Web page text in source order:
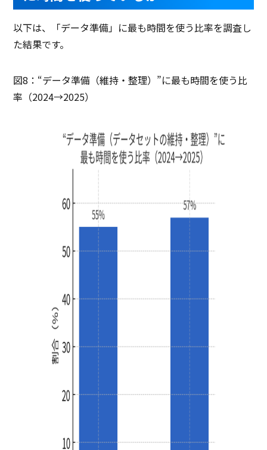
以下は、「データ準備」に最も時間を使う比率を調査し
た結果です。
図8：“データ準備（維持・整理）”に最も時間を使う比
率（2024→2025）